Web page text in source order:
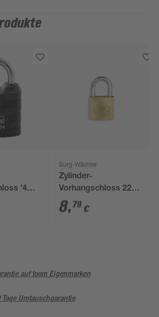
'490
3,5
Burg-Wächter
Zylinder-
Vorhangschloss 222
15 SB
8,79 €
auf toom Eigenmarken
Tage Umtauschgarantie